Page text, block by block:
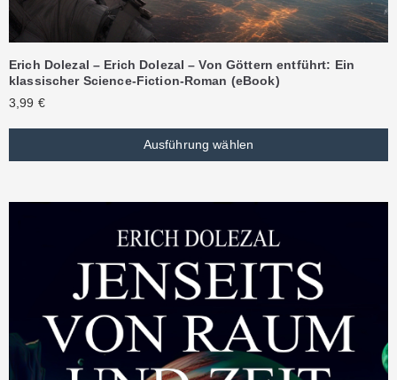
Erich Dolezal – Erich Dolezal – Von Göttern entführt: Ein
klassischer Science-Fiction-Roman (eBook)
3,99 €
Ausführung wählen